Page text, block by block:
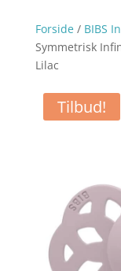
Forside/ BIBS
Symmetrisk
Lilac
Tilbud!